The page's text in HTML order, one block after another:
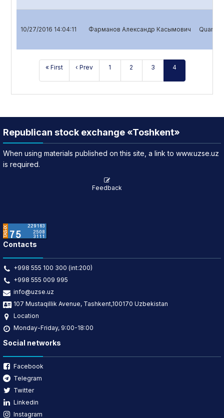
10/27/2016 14:04:11 Фарманов Александр Касымович
« First ‹ Prev 1 2 3 4
Republican stock exchange «Toshkent»
When using materials published on this site, a link to www.uzse.uz
is required.
Feedback
Contacts
+998 555 100 300 (int:200)
+998 555 009 995
info@uzse.uz
107 Mustaqillik Avenue, Tashkent,100170 Uzbekistan
Location
Monday-Friday, 9:00-18:00
Social networks
Facebook
Telegram
Twitter
Linkedin
Instagram